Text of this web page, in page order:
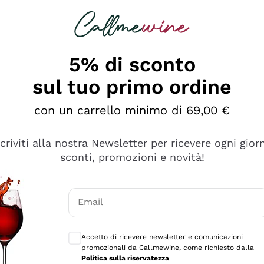
diversi e con un ampio range di prezzo. Le
5% di sconto
sul tuo primo ordine
con un carrello minimo di 69,00 €
alla nostra Newsletter per ricevere ogni
sconti, promozioni e novità!
Email
Accetto di ricevere newsletter e comunicazioni
promozionali da Callmewine, come richiesto dalla
Politica sulla riservatezza